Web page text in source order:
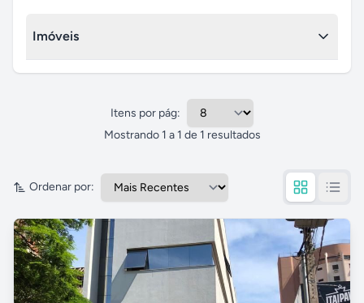
Imóveis
Itens por pág:
Mostrando 1 a 1 de 1 resultados
Ordenar por: